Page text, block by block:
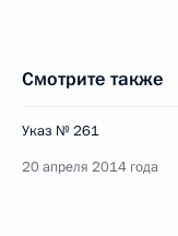
Смотрите также
Указ № 261
20 апреля 2014 года